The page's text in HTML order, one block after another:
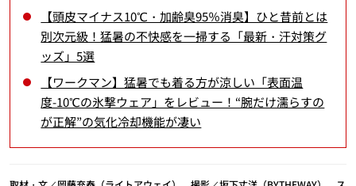
【頭皮マイナス10℃・加齢臭95％消臭】ひと昔前とは
別次元級！猛暑の不快感を一掃する「最新・汗対策グ
ッズ」5選
【ワークマン】猛暑でも着る方が涼しい「表面温
度-10℃の氷撃ウェア」をレビュー！“腕だけ濡らすの
が正解”の気化冷却機能が凄い